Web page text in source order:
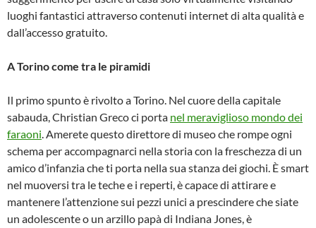
luoghi fantastici attraverso contenuti internet di alta qualità e
dall’accesso gratuito.
A Torino come tra le piramidi
Il primo spunto è rivolto a Torino. Nel cuore della capitale
sabauda, Christian Greco ci porta nel meraviglioso mondo dei
faraoni. Amerete questo direttore di museo che rompe ogni
schema per accompagnarci nella storia con la freschezza di un
amico d’infanzia che ti porta nella sua stanza dei giochi. È smart
nel muoversi tra le teche e i reperti, è capace di attirare e
mantenere l’attenzione sui pezzi unici a prescindere che siate
un adolescente o un arzillo papà di Indiana Jones, è